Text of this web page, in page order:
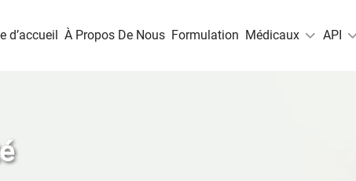
d’accueil À Propos De Nous Formulation Médicaux API